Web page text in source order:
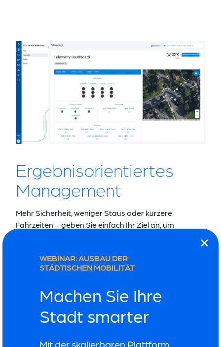
Ergebnisorientiertes
Management
Mehr Sicherheit, weniger Staus oder kürzere
Fahrzeiten – geben Sie einfach Ihr Ziel an, um
WEBINAR: AUSBAU DER
STÄDTISCHEN MOBILITÄT
Machen Sie Ihre
Stadt smarter
Mit der skalierbaren Plattform